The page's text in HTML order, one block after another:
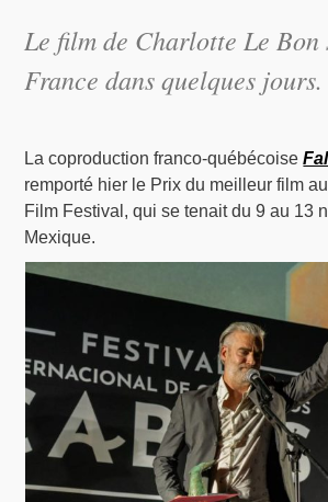
Le film de Charlotte Le Bon
France dans quelques jours.
La coproduction franco-québécoise
remporté hier le Prix du meilleur film
Film Festival, qui se tenait du 9 au 13
Mexique.